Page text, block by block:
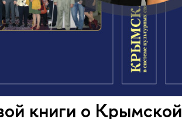
книги о